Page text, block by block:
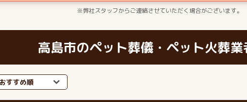
※弊社スタッフからご連絡させていただく場合がございます。
高島市のペット葬儀・ペット火葬業